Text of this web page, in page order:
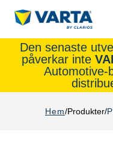
Den senaste
påverkar inte
Automotive-
Hem Produkter